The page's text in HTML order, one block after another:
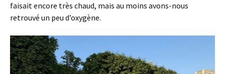
faisait encore très chaud, mais au moins avons-nous
retrouvé un peu d’oxygène.